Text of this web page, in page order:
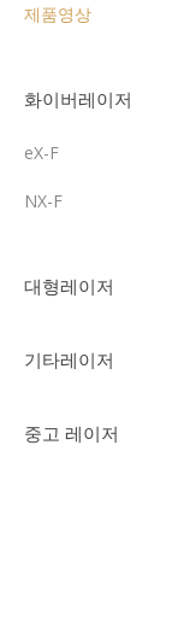
제품영상
화이버레이저
eX-F
NX-F
대형레이저
기타레이저
중고 레이저